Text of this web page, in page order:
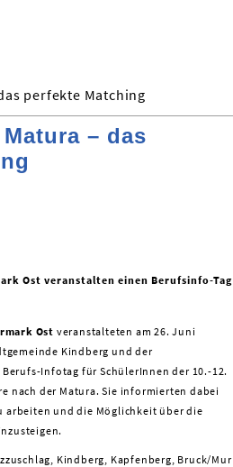
perfekte Matching
– das
Ost veranstalten einen Berufsinfo-Tag
Ost veranstalteten am 26. Juni
Kindberg und der
Infotag für SchülerInnen der 10.-12.
nach der Matura. Sie informierten dabei
arbeiten und die Möglichkeit über die
Kindberg, Kapfenberg, Bruck/Mur